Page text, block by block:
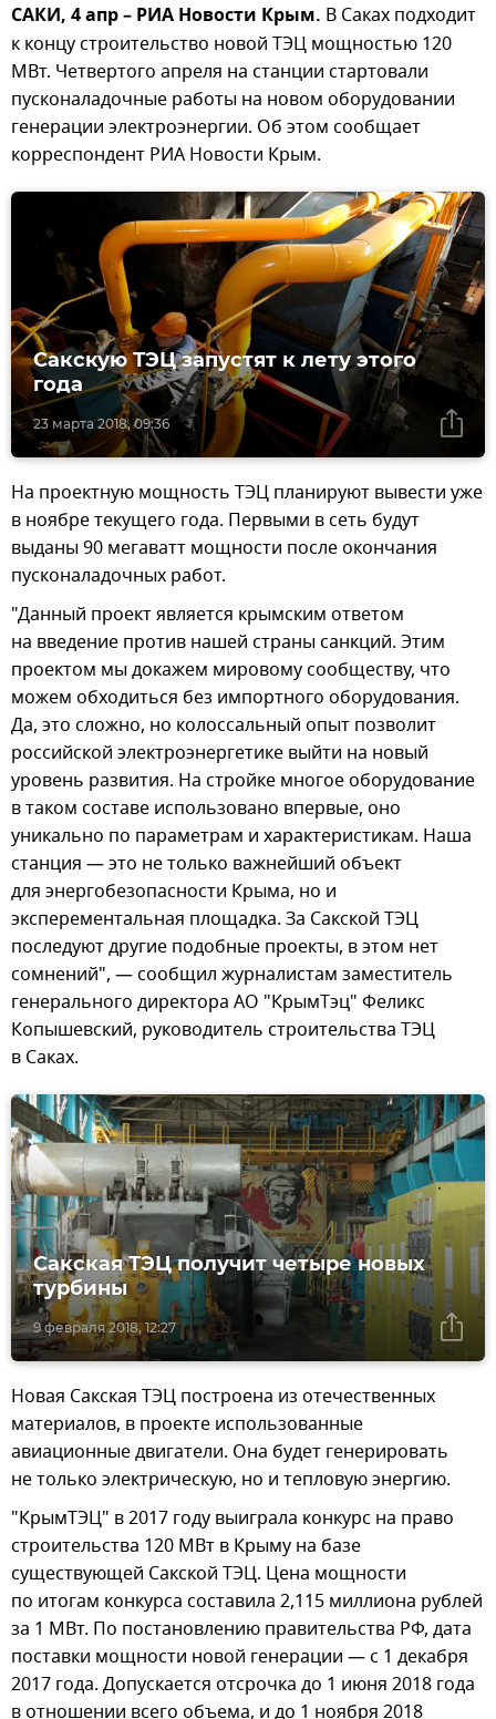
САКИ, 4 апр – РИА Новости Крым. В Саках подходит
к концу строительство новой ТЭЦ мощностью 120
МВт. Четвертого апреля на станции стартовали
пусконаладочные работы на новом оборудовании
генерации электроэнергии. Об этом сообщает
корреспондент РИА Новости Крым.
23 марта 2018, 09:36
Сакскую ТЭЦ запустят к лету этого
года
На проектную мощность ТЭЦ планируют вывести уже
в ноябре текущего года. Первыми в сеть будут
выданы 90 мегаватт мощности после окончания
пусконаладочных работ.
"Данный проект является крымским ответом
на введение против нашей страны санкций. Этим
проектом мы докажем мировому сообществу, что
можем обходиться без импортного оборудования.
Да, это сложно, но колоссальный опыт позволит
российской электроэнергетике выйти на новый
уровень развития. На стройке многое оборудование
в таком составе использовано впервые, оно
уникально по параметрам и характеристикам. Наша
станция — это не только важнейший объект
для энергобезопасности Крыма, но и
эксперементальная площадка. За Сакской ТЭЦ
последуют другие подобные проекты, в этом нет
сомнений", — сообщил журналистам заместитель
генерального директора АО "КрымТэц" Феликс
Копышевский, руководитель строительства ТЭЦ
в Саках.
9 февраля 2018, 12:27
Сакская ТЭЦ получит четыре новых
турбины
Новая Сакская ТЭЦ построена из отечественных
материалов, в проекте использованные
авиационные двигатели. Она будет генерировать
не только электрическую, но и тепловую энергию.
"КрымТЭЦ" в 2017 году выиграла конкурс на право
строительства 120 МВт в Крыму на базе
существующей Сакской ТЭЦ. Цена мощности
по итогам конкурса составила 2,115 миллиона рублей
за 1 МВт. По постановлению правительства РФ, дата
поставки мощности новой генерации — с 1 декабря
2017 года. Допускается отсрочка до 1 июня 2018 года
в отношении всего объема, и до 1 ноября 2018